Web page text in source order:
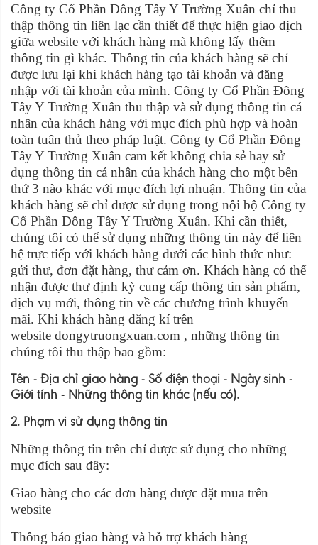
Công ty Cổ Phần Đông Tây Y Trường Xuân chỉ thu
thập thông tin liên lạc cần thiết để thực hiện giao dịch
giữa website với khách hàng mà không lấy thêm
thông tin gì khác. Thông tin của khách hàng sẽ chỉ
được lưu lại khi khách hàng tạo tài khoản và đăng
nhập với tài khoản của mình. Công ty Cổ Phần Đông
Tây Y Trường Xuân thu thập và sử dụng thông tin cá
nhân của khách hàng với mục đích phù hợp và hoàn
toàn tuân thủ theo pháp luật. Công ty Cổ Phần Đông
Tây Y Trường Xuân cam kết không chia sẻ hay sử
dụng thông tin cá nhân của khách hàng cho một bên
thứ 3 nào khác với mục đích lợi nhuận. Thông tin của
khách hàng sẽ chỉ được sử dụng trong nội bộ Công ty
Cổ Phần Đông Tây Y Trường Xuân. Khi cần thiết,
chúng tôi có thể sử dụng những thông tin này để liên
hệ trực tiếp với khách hàng dưới các hình thức như:
gửi thư, đơn đặt hàng, thư cảm ơn. Khách hàng có thể
nhận được thư định kỳ cung cấp thông tin sản phẩm,
dịch vụ mới, thông tin về các chương trình khuyến
mãi. Khi khách hàng đăng kí trên
website dongytruongxuan.com , những thông tin
chúng tôi thu thập bao gồm:
Tên - Địa chỉ giao hàng - Số điện thoại - Ngày sinh -
Giới tính - Những thông tin khác (nếu có).
2. Phạm vi sử dụng thông tin
Những thông tin trên chỉ được sử dụng cho những
mục đích sau đây:
Giao hàng cho các đơn hàng được đặt mua trên
website
Thông báo giao hàng và hỗ trợ khách hàng